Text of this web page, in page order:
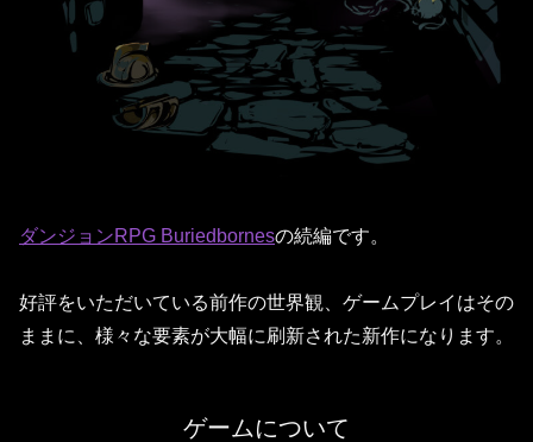
ダンジョンRPG Buriedbornesの続編です。
好評をいただいている前作の世界観、ゲームプレイはその
ままに、様々な要素が大幅に刷新された新作になります。
ゲームについて